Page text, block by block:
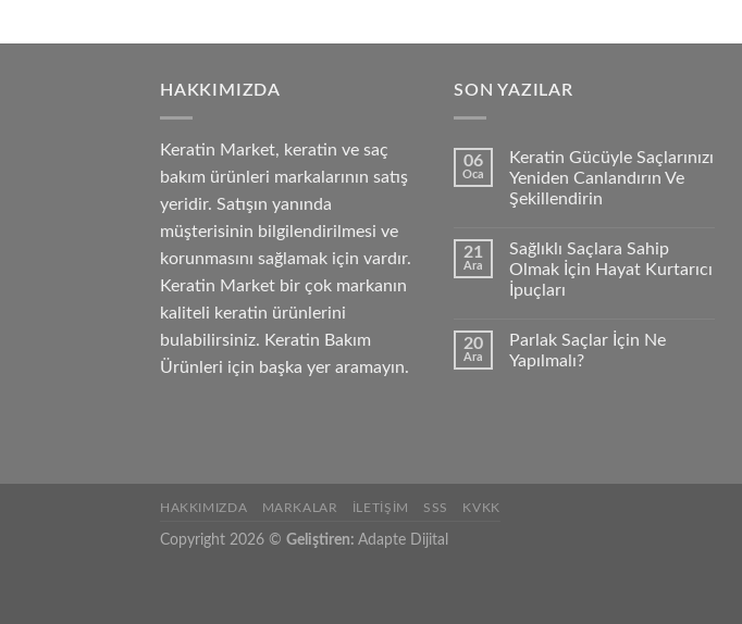
HAKKIMIZDA
Keratin Market, keratin ve saç
bakım ürünleri markalarının satış
yeridir. Satışın yanında
müşterisinin bilgilendirilmesi ve
korunmasını sağlamak için vardır.
Keratin Market bir çok markanın
kaliteli keratin ürünlerini
bulabilirsiniz. Keratin Bakım
Ürünleri için başka yer aramayın.
SON YAZILAR
06
Oca
Keratin Gücüyle Saçlarınızı
Yeniden Canlandırın Ve
Şekillendirin
21
Ara
Sağlıklı Saçlara Sahip
Olmak İçin Hayat Kurtarıcı
İpuçları
20
Ara
Parlak Saçlar İçin Ne
Yapılmalı?
HAKKIMIZDA MARKALAR İLETIŞIM SSS KVKK
Copyright 2026 © Geliştiren: Adapte Dijital